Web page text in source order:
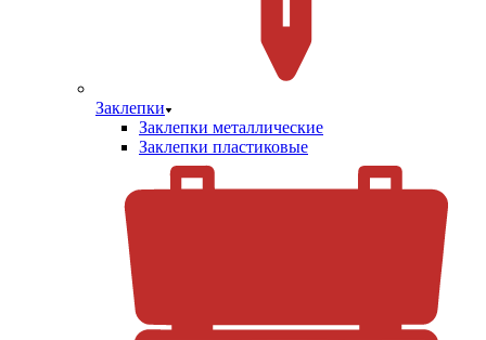
Заклепки
Заклепки металлические
Заклепки пластиковые